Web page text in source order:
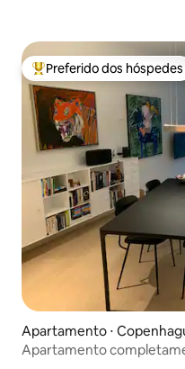
Entre os melhores
Preferido dos hóspedes
Apartamento ⋅
Apartamento